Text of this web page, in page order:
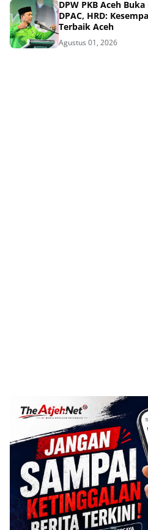
DPW PKB Aceh
DPAC, HRD:
Terbaik Aceh
Agustus 01, 2026